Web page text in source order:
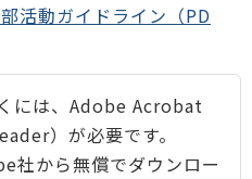
活動ガイドライン（PD
には、Adobe Acrobat
）が必要です。
社から無償でダウンロー